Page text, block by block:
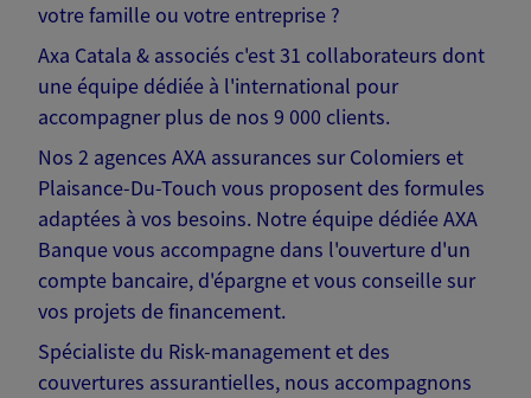
votre famille ou votre entreprise ?
Axa Catala & associés c'est 31 collaborateurs dont
une équipe dédiée à l'international pour
accompagner plus de nos 9 000 clients.
Nos 2 agences AXA assurances sur Colomiers et
Plaisance-Du-Touch vous proposent des formules
adaptées à vos besoins. Notre équipe dédiée AXA
Banque vous accompagne dans l'ouverture d'un
compte bancaire, d'épargne et vous conseille sur
vos projets de financement.
Spécialiste du Risk-management et des
couvertures assurantielles, nous accompagnons